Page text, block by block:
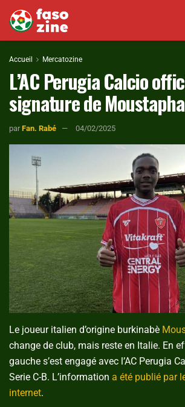
Accueil Mercatozine
L’AC Perugia Calcio
signature de
par Fan. Rabé 04/02/2025
Le joueur italien d’origine burkinabè
change de club, mais reste en Italie. En
gauche s’est engagé avec l’AC Perugia
Serie C-B. L’information a été publié par
internet.